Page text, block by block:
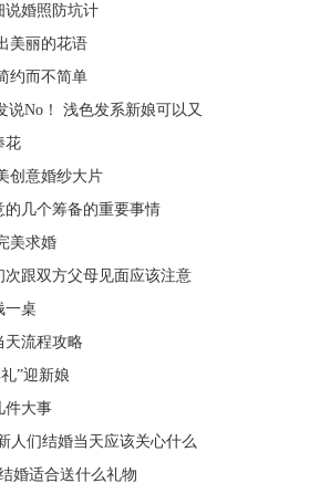
说婚照防坑计
美丽的花语
约而不简单
说No！ 浅色发系新娘可以又
花
创意婚纱大片
几个筹备的重要事情
美求婚
次跟双方父母见面应该注意
一桌
天流程攻略
”迎新娘
件大事
人们结婚当天应该关心什么
婚适合送什么礼物